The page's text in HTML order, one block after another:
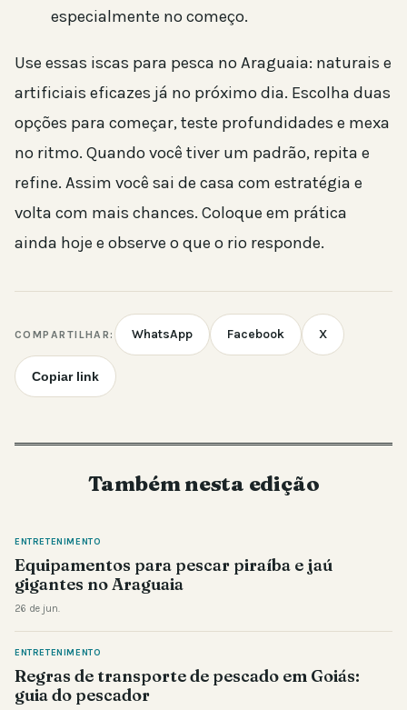
especialmente no começo.
Use essas iscas para pesca no Araguaia: naturais e
artificiais eficazes já no próximo dia. Escolha duas
opções para começar, teste profundidades e mexa
no ritmo. Quando você tiver um padrão, repita e
refine. Assim você sai de casa com estratégia e
volta com mais chances. Coloque em prática
ainda hoje e observe o que o rio responde.
COMPARTILHAR: WhatsApp Facebook X
Copiar link
Também nesta edição
ENTRETENIMENTO
Equipamentos para pescar piraíba e jaú
gigantes no Araguaia
26 de jun.
ENTRETENIMENTO
Regras de transporte de pescado em Goiás:
guia do pescador